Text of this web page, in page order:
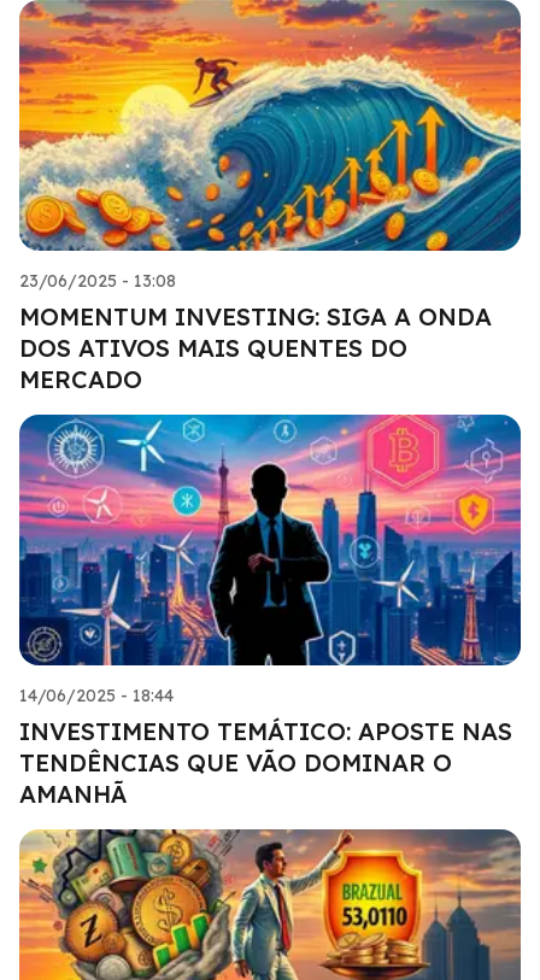
23/06/2025 - 13:08
MOMENTUM INVESTING: SIGA A ONDA
DOS ATIVOS MAIS QUENTES DO
MERCADO
14/06/2025 - 18:44
INVESTIMENTO TEMÁTICO: APOSTE NAS
TENDÊNCIAS QUE VÃO DOMINAR O
AMANHÃ